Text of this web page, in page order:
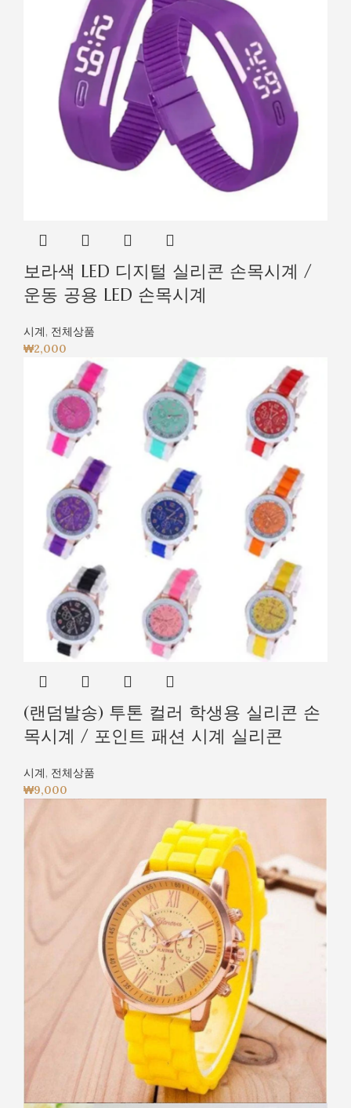
보라색 LED 디지털 실리콘 손목시계 /
운동 공용 LED 손목시계
시계, 전체상품
₩2,000
(랜덤발송) 투톤 컬러 학생용 실리콘 손
목시계 / 포인트 패션 시계 실리콘
시계, 전체상품
₩9,000